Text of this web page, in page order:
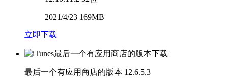
2021/4/23 169MB
立即下载
最后一个有应用商店的版本 12.6.5.3